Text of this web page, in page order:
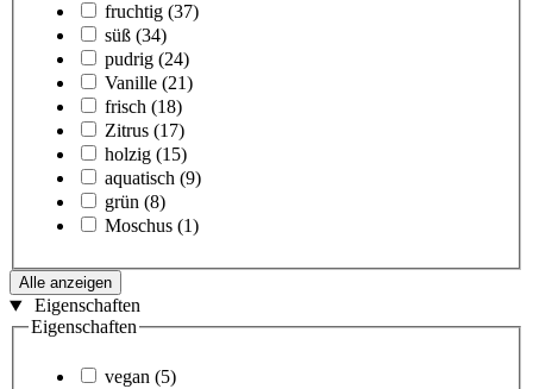
fruchtig (37)
süß (34)
pudrig (24)
Vanille (21)
frisch (18)
Zitrus (17)
holzig (15)
aquatisch (9)
grün (8)
Moschus (1)
Alle anzeigen
Eigenschaften
Eigenschaften
vegan (5)